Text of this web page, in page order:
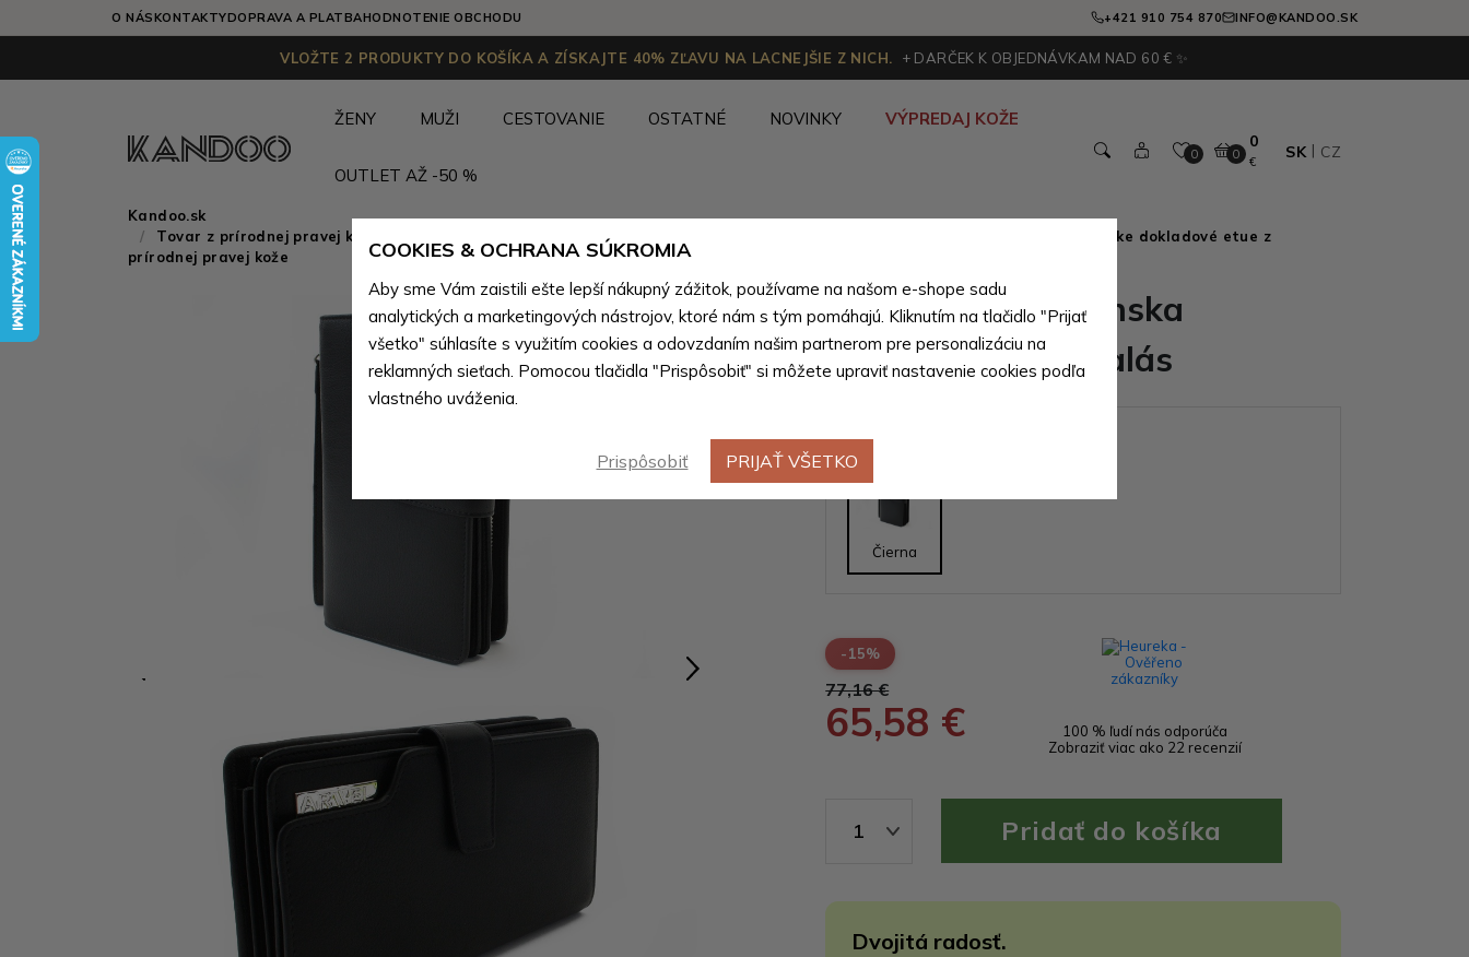
O NÁSKONTAKTYDOPRAVA A PLATBAHODNOTENIE OBCHODU +421 910 754 870 INFO@KANDOO.SK
VLOŽTE 2 PRODUKTY DO KOŠÍKA A ZÍSKAJTE 40% ZĽAVU NA LACNEJŠIE Z NICH. + DARČEK K OBJEDNÁVKAM NAD 60 € ✨
ŽENY MUŽI CESTOVANIE OSTATNÉ NOVINKY VÝPREDAJ KOŽE
OUTLET AŽ -50 %
0 0
0
€
SK CZ
Kandoo.sk
Tovar z prírodnej pravej kože
Tovar z prírodnej pravej kože pre mužov
Pánske dokladové etue z
prírodnej pravej kože
Čierna kožená pánska
dokladová etue Balás
Čierna
-15%
77,16 €
65,58 €
100 % ľudí nás odporúča
Zobraziť viac ako 22 recenzií
1
Dvojitá radosť.
COOKIES & OCHRANA SÚKROMIA
Aby sme Vám zaistili ešte lepší nákupný zážitok, používame na našom e-shope sadu
analytických a marketingových nástrojov, ktoré nám s tým pomáhajú. Kliknutím na tlačidlo "Prijať
všetko" súhlasíte s využitím cookies a odovzdaním našim partnerom pre personalizáciu na
reklamných sieťach. Pomocou tlačidla "Prispôsobiť" si môžete upraviť nastavenie cookies podľa
vlastného uváženia.
Prispôsobiť PRIJAŤ VŠETKO